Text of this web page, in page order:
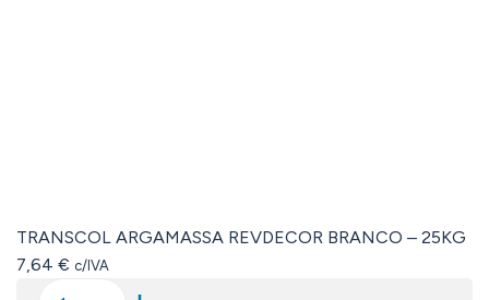
TRANSCOL ARGAMASSA REVDECOR BRANCO – 25KG
7,64 € c/IVA